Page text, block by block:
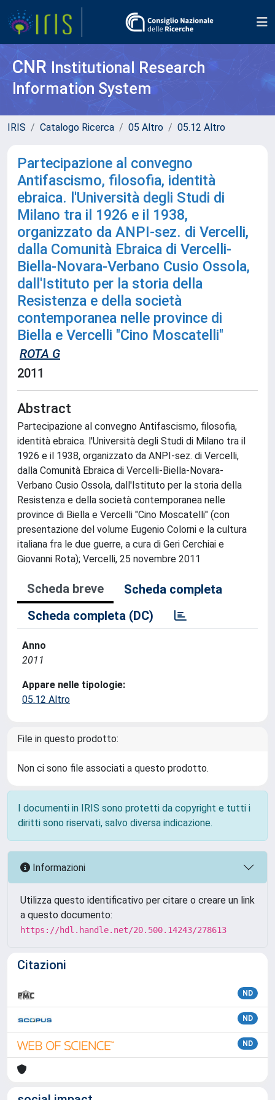
CNR Institutional Research
Information System
IRIS Catalogo Ricerca 05 Altro 05.12 Altro
Partecipazione al convegno
Antifascismo, filosofia, identità
ebraica. l'Università degli Studi di
Milano tra il 1926 e il 1938,
organizzato da ANPI-sez. di Vercelli,
dalla Comunità Ebraica di Vercelli-
Biella-Novara-Verbano Cusio Ossola,
dall'Istituto per la storia della
Resistenza e della società
contemporanea nelle province di
Biella e Vercelli "Cino Moscatelli"
ROTA G
2011
Abstract
Partecipazione al convegno Antifascismo, filosofia,
identità ebraica. l'Università degli Studi di Milano tra il
1926 e il 1938, organizzato da ANPI-sez. di Vercelli,
dalla Comunità Ebraica di Vercelli-Biella-Novara-
Verbano Cusio Ossola, dall'Istituto per la storia della
Resistenza e della società contemporanea nelle
province di Biella e Vercelli "Cino Moscatelli" (con
presentazione del volume Eugenio Colorni e la cultura
italiana fra le due guerre, a cura di Geri Cerchiai e
Giovanni Rota); Vercelli, 25 novembre 2011
Scheda breve
Scheda completa
Scheda completa (DC)
Anno
2011
Appare nelle tipologie:
05.12 Altro
File in questo prodotto:
Non ci sono file associati a questo prodotto.
I documenti in IRIS sono protetti da copyright e tutti i
diritti sono riservati, salvo diversa indicazione.
Informazioni
Utilizza questo identificativo per citare o creare un link
a questo documento:
https://hdl.handle.net/20.500.14243/278613
Citazioni
ND
ND
ND